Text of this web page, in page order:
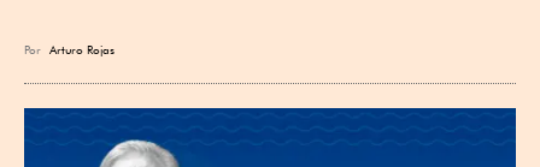
Por Arturo Rojas